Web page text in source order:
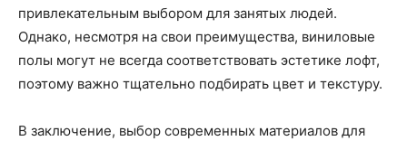
привлекательным выбором для занятых людей.
Однако, несмотря на свои преимущества, виниловые
полы могут не всегда соответствовать эстетике лофт,
поэтому важно тщательно подбирать цвет и текстуру.
В заключение, выбор современных материалов для